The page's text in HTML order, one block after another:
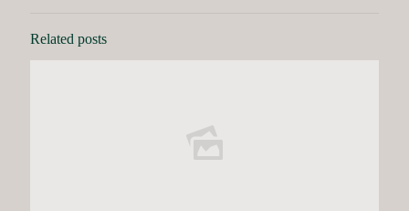
Related posts